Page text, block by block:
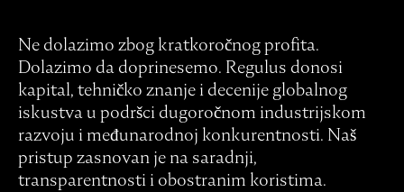
Ne dolazimo zbog kratkoročnog profita.
Dolazimo da doprinesemo. Regulus donosi
kapital, tehničko znanje i decenije globalnog
iskustva u podršci dugoročnom industrijskom
razvoju i međunarodnoj konkurentnosti. Naš
pristup zasnovan je na saradnji,
transparentnosti i obostranim koristima.